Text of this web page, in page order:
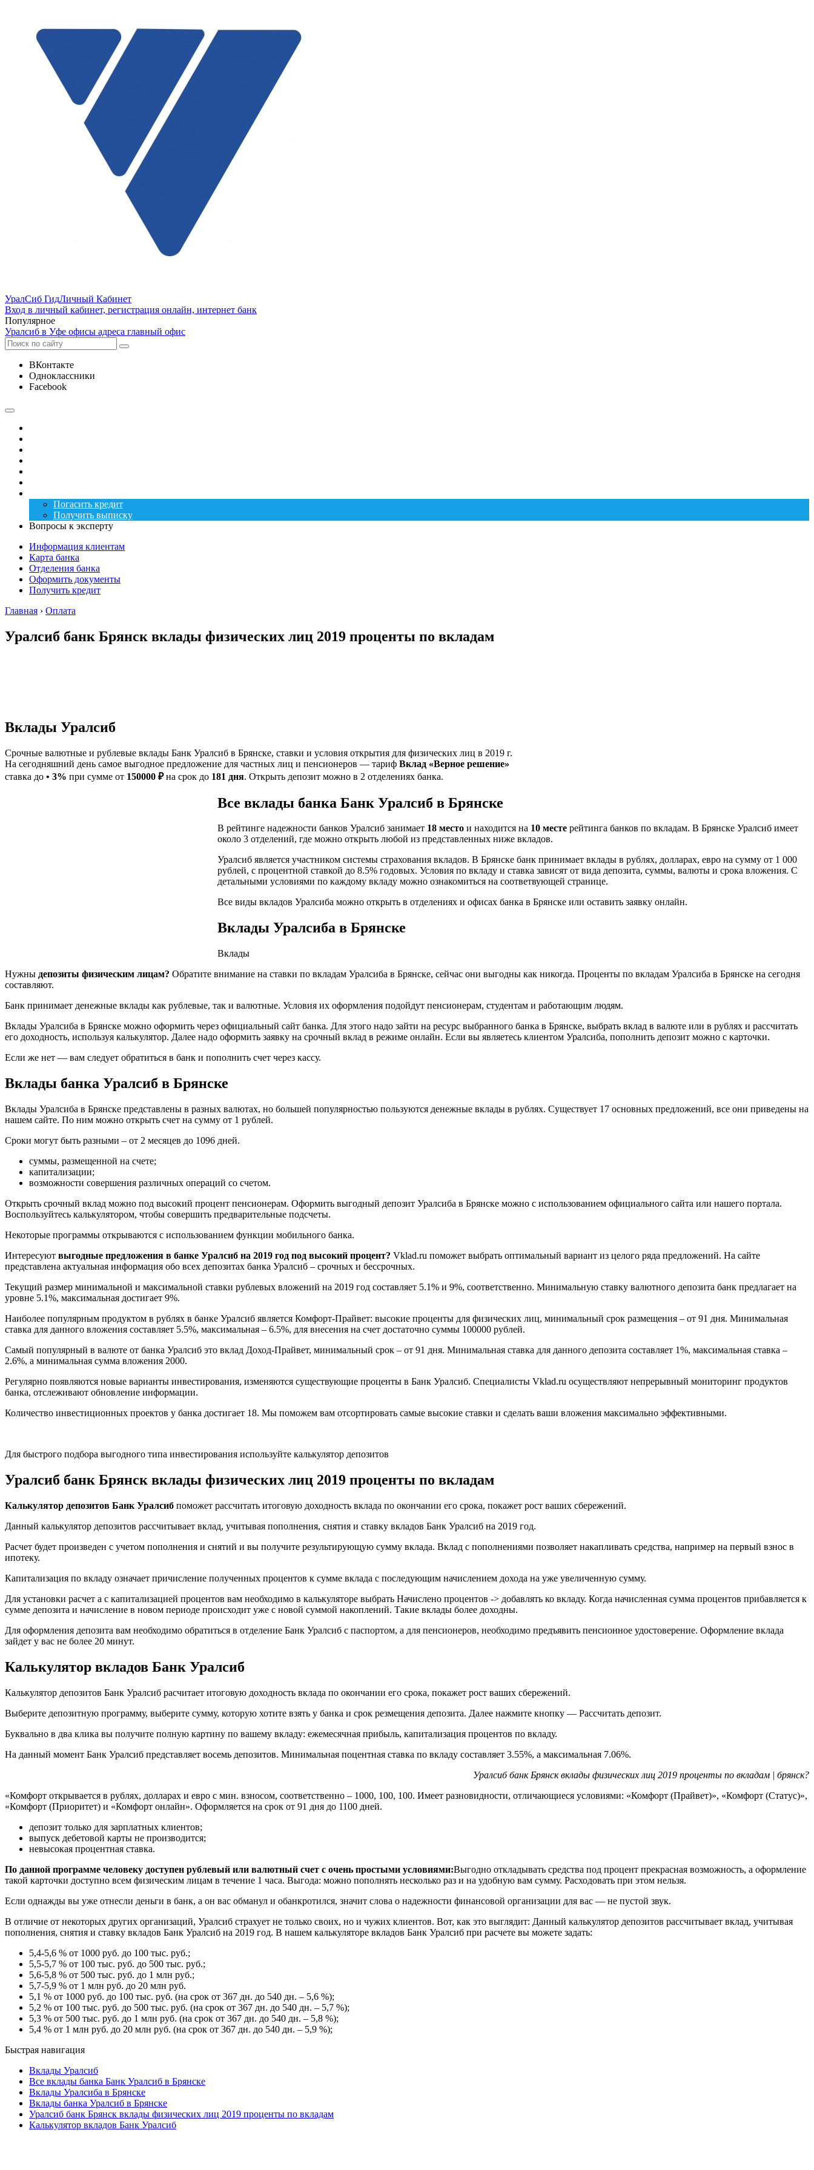
УралСиб ГидЛичный Кабинет
Вход в личный кабинет, регистрация онлайн, интернет банк
Популярное
Уралсиб в Уфе офисы адреса главный офис
ВКонтакте
Одноклассники
Facebook
Погасить кредит
Получить выписку
Вопросы к эксперту
Информация клиентам
Карта банка
Отделения банка
Оформить документы
Получить кредит
Главная › Оплата
Уралсиб банк Брянск вклады физических лиц 2019 проценты по вкладам
Вклады Уралсиб
Срочные валютные и рублевые вклады Банк Уралсиб в Брянске, ставки и условия открытия для физических лиц в 2019 г.
На сегодняшний день самое выгодное предложение для частных лиц и пенсионеров — тариф Вклад «Верное решение»
ставка до • 3% при сумме от 150000 ₽на срок до 181 дня. Открыть депозит можно в 2 отделениях банка.
Все вклады банка Банк Уралсиб в Брянске
В рейтинге надежности банков Уралсиб занимает 18 место и находится на 10 месте рейтинга банков по вкладам. В Брянске Уралсиб имеет
около 3 отделений, где можно открыть любой из представленных ниже вкладов.
Уралсиб является участником системы страхования вкладов. В Брянске банк принимает вклады в рублях, долларах, евро на сумму от 1 000
рублей, с процентной ставкой до 8.5% годовых. Условия по вкладу и ставка зависят от вида депозита, суммы, валюты и срока вложения. С
детальными условиями по каждому вкладу можно ознакомиться на соответвующей странице.
Все виды вкладов Уралсиба можно открыть в отделениях и офисах банка в Брянске или оставить заявку онлайн.
Вклады Уралсиба в Брянске
Вклады
Нужны депозиты физическим лицам? Обратите внимание на ставки по вкладам Уралсиба в Брянске, сейчас они выгодны как никогда. Проценты по вкладам Уралсиба в Брянске на сегодня
составляют.
Банк принимает денежные вклады как рублевые, так и валютные. Условия их оформления подойдут пенсионерам, студентам и работающим людям.
Вклады Уралсиба в Брянске можно оформить через официальный сайт банка. Для этого надо зайти на ресурс выбранного банка в Брянске, выбрать вклад в валюте или в рублях и рассчитать
его доходность, используя калькулятор. Далее надо оформить заявку на срочный вклад в режиме онлайн. Если вы являетесь клиентом Уралсиба, пополнить депозит можно с карточки.
Если же нет — вам следует обратиться в банк и пополнить счет через кассу.
Вклады банка Уралсиб в Брянске
Вклады Уралсиба в Брянске представлены в разных валютах, но большей популярностью пользуются денежные вклады в рублях. Существует 17 основных предложений, все они приведены на
нашем сайте. По ним можно открыть счет на сумму от 1 рублей.
Сроки могут быть разными – от 2 месяцев до 1096 дней.
суммы, размещенной на счете;
капитализации;
возможности совершения различных операций со счетом.
Открыть срочный вклад можно под высокий процент пенсионерам. Оформить выгодный депозит Уралсиба в Брянске можно с использованием официального сайта или нашего портала.
Воспользуйтесь калькулятором, чтобы совершить предварительные подсчеты.
Некоторые программы открываются с использованием функции мобильного банка.
Интересуют выгодные предложения в банке Уралсиб на 2019 год под высокий процент? Vklad.ru поможет выбрать оптимальный вариант из целого ряда предложений. На сайте
представлена актуальная информация обо всех депозитах банка Уралсиб – срочных и бессрочных.
Текущий размер минимальной и максимальной ставки рублевых вложений на 2019 год составляет 5.1% и 9%, соответственно. Минимальную ставку валютного депозита банк предлагает на
уровне 5.1%, максимальная достигает 9%.
Наиболее популярным продуктом в рублях в банке Уралсиб является Комфорт-Прайвет: высокие проценты для физических лиц, минимальный срок размещения – от 91 дня. Минимальная
ставка для данного вложения составляет 5.5%, максимальная – 6.5%, для внесения на счет достаточно суммы 100000 рублей.
Самый популярный в валюте от банка Уралсиб это вклад Доход-Прайвет, минимальный срок – от 91 дня. Минимальная ставка для данного депозита составляет 1%, максимальная ставка –
2.6%, а минимальная сумма вложения 2000.
Регулярно появляются новые варианты инвестирования, изменяются существующие проценты в Банк Уралсиб. Специалисты Vklad.ru осуществляют непрерывный мониторинг продуктов
банка, отслеживают обновление информации.
Количество инвестиционных проектов у банка достигает 18. Мы поможем вам отсортировать самые высокие ставки и сделать ваши вложения максимально эффективными.
Для быстрого подбора выгодного типа инвестирования используйте калькулятор депозитов
Уралсиб банк Брянск вклады физических лиц 2019 проценты по вкладам
Калькулятор депозитов Банк Уралсиб поможет рассчитать итоговую доходность вклада по окончании его срока, покажет рост ваших сбережений.
Данный калькулятор депозитов рассчитывает вклад, учитывая пополнения, снятия и ставку вкладов Банк Уралсиб на 2019 год.
Расчет будет произведен с учетом пополнения и снятий и вы получите результирующую сумму вклада. Вклад с пополнениями позволяет накапливать средства, например на первый взнос в
ипотеку.
Капитализация по вкладу означает причисление полученных процентов к сумме вклада с последующим начислением дохода на уже увеличенную сумму.
Для установки расчет а с капитализацией процентов вам необходимо в калькуляторе выбрать Начислено процентов -> добавлять ко вкладу. Когда начисленная сумма процентов прибавляется к
сумме депозита и начисление в новом периоде происходит уже с новой суммой накоплений. Такие вклады более доходны.
Для оформления депозита вам необходимо обратиться в отделение Банк Уралсиб с паспортом, а для пенсионеров, необходимо предъявить пенсионное удостоверение. Оформление вклада
зайдет у вас не более 20 минут.
Калькулятор вкладов Банк Уралсиб
Калькулятор депозитов Банк Уралсиб расчитает итоговую доходность вклада по окончании его срока, покажет рост ваших сбережений.
Выберите депозитную программу, выберите сумму, которую хотите взять у банка и cрок резмещения депозита. Далее нажмите кнопку — Рассчитать депозит.
Буквально в два клика вы получите полную картину по вашему вкладу: ежемесячная прибыль, капитализация процентов по вкладу.
На данный момент Банк Уралсиб представляет восемь депозитов. Минимальная поцентная ставка по вкладу составляет 3.55%, а максимальная 7.06%.
Уралсиб банк Брянск вклады физических лиц 2019 проценты по вкладам | брянск?
«Комфорт открывается в рублях, долларах и евро с мин. взносом, соответственно – 1000, 100, 100. Имеет разновидности, отличающиеся условиями: «Комфорт (Прайвет)», «Комфорт (Статус)»,
«Комфорт (Приоритет) и «Комфорт онлайн». Оформляется на срок от 91 дня до 1100 дней.
депозит только для зарплатных клиентов;
выпуск дебетовой карты не производится;
невысокая процентная ставка.
По данной программе человеку доступен рублевый или валютный счет с очень простыми условиями:Выгодно откладывать средства под процент прекрасная возможность, а оформление
такой карточки доступно всем физическим лицам в течение 1 часа. Выгода: можно пополнять несколько раз и на удобную вам сумму. Расходовать при этом нельзя.
Если однажды вы уже отнесли деньги в банк, а он вас обманул и обанкротился, значит слова о надежности финансовой организации для вас — не пустой звук.
В отличие от некоторых других организаций, Уралсиб страхует не только своих, но и чужих клиентов. Вот, как это выглядит: Данный калькулятор депозитов рассчитывает вклад, учитывая
пополнения, снятия и ставку вкладов Банк Уралсиб на 2019 год. В нашем калькуляторе вкладов Банк Уралсиб при расчете вы можете задать:
5,4-5,6 % от 1000 руб. до 100 тыс. руб.;
5,5-5,7 % от 100 тыс. руб. до 500 тыс. руб.;
5,6-5,8 % от 500 тыс. руб. до 1 млн руб.;
5,7-5,9 % от 1 млн руб. до 20 млн руб.
5,1 % от 1000 руб. до 100 тыс. руб. (на срок от 367 дн. до 540 дн. – 5,6 %);
5,2 % от 100 тыс. руб. до 500 тыс. руб. (на срок от 367 дн. до 540 дн. – 5,7 %);
5,3 % от 500 тыс. руб. до 1 млн руб. (на срок от 367 дн. до 540 дн. – 5,8 %);
5,4 % от 1 млн руб. до 20 млн руб. (на срок от 367 дн. до 540 дн. – 5,9 %);
Быстрая навигация
Вклады Уралсиб
Все вклады банка Банк Уралсиб в Брянске
Вклады Уралсиба в Брянске
Вклады банка Уралсиб в Брянске
Уралсиб банк Брянск вклады физических лиц 2019 проценты по вкладам
Калькулятор вкладов Банк Уралсиб